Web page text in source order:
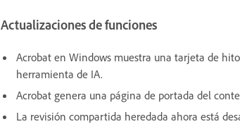
Actualizaciones de funciones
Acrobat en Windows muestra una tarjeta de
herramienta de IA.
Acrobat genera una página de portada del
La revisión compartida heredada ahora está